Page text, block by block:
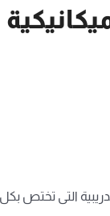
2016 حيث يقوم المركز بعمل